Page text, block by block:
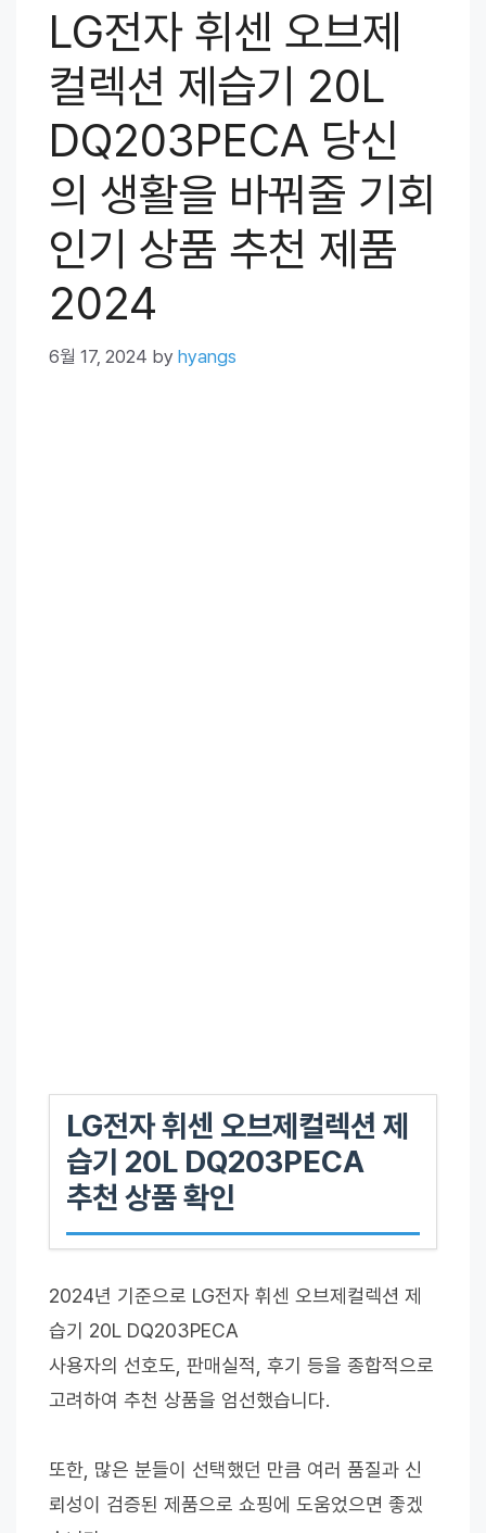
LG전자 휘센 오브제
컬렉션 제습기 20L
DQ203PECA 당신
의 생활을 바꿔줄 기회
인기 상품 추천 제품
2024
6월 17, 2024 by hyangs
LG전자 휘센 오브제컬렉션 제
습기 20L DQ203PECA
추천 상품 확인
2024년 기준으로 LG전자 휘센 오브제컬렉션 제
습기 20L DQ203PECA
사용자의 선호도, 판매실적, 후기 등을 종합적으로
고려하여 추천 상품을 엄선했습니다.
또한, 많은 분들이 선택했던 만큼 여러 품질과 신
뢰성이 검증된 제품으로 쇼핑에 도움었으면 좋겠